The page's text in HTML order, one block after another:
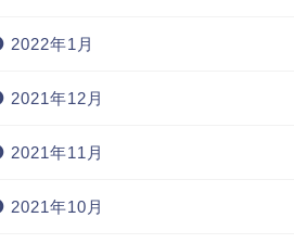
2022年1月
2021年12月
2021年11月
2021年10月